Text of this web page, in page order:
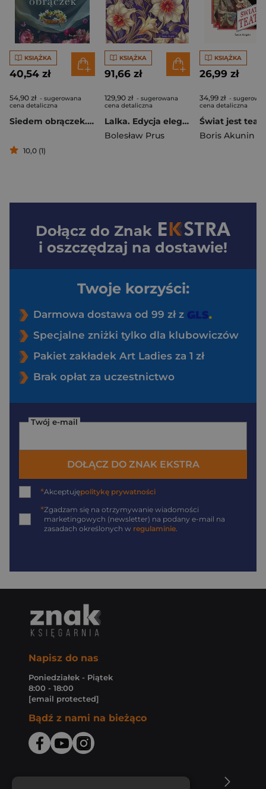
KSIĄŻKA
40,54 zł
54,90 zł - sugerowana
cena detaliczna
Siedem obrączek. Trylogia Zaginione Narzeczone. Tom 3
10,0 (1)
KSIĄŻKA
91,66 zł
129,90 zł - sugerowana
cena detaliczna
Lalka. Edycja elegancka
Bolesław Prus
KSIĄŻKA
26,99 zł
34,99 zł -
cena detaliczna
Świat jest
Boris Akunin
Dołącz do Znak
i oszczędzaj na dostawie!
Twoje korzyści:
Darmowa dostawa od 99 zł z
Specjalne zniżki tylko dla klubowiczów
Pakiet zakładek Art Ladies za 1 zł
Brak opłat za uczestnictwo
Twój e-mail
DOŁĄCZ DO ZNAK EKSTRA
*Akceptujępolitykę prywatności
*Zgadzam się na otrzymywanie wiadomości
marketingowych (newsletter) na podany e-mail na
zasadach określonych w regulaminie.
Napisz do nas
Poniedziałek - Piątek
8:00 - 18:00
[email protected]
Bądź z nami na bieżąco